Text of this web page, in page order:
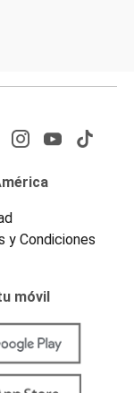
y Condiciones
móvil